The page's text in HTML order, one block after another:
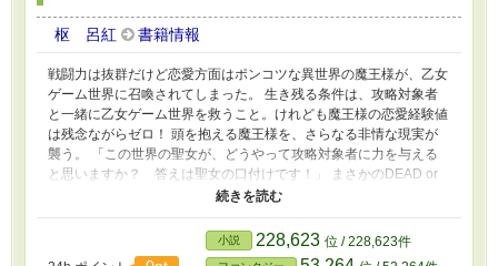
枢 呂紅 書籍情報
戦闘力は抜群だけど恋愛方面はポンコツな異世界の魔王様が、乙女
ゲーム世界に召喚されてしまった。 生き残る条件は、攻略対象者
と一緒に乙女ゲーム世界を救うこと。けれども魔王様の恋愛経験値
は残念ながらゼロ！ 頭を抱える魔王様を、さらなる非情な現実が
襲う。 「この世界の聖女が、どうやって攻略対象者に力を与える
と思いますか？ 答えは聖女の口付けです！」 まさかのDEAD or
KISSな展開に絶体絶命な魔王様。さらには攻略対象者の中に、元
の世界の腹心の部下までがまぎれこんできて……？ 果たして魔王
様は、乙女ゲームのヒロインとして世界を無事に救えるのか。 初
心すぎる魔王様が赤面して転げまわったり、人間の手から敬愛する
小説 228,623 位 / 228,623件